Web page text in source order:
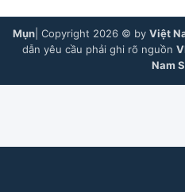
Mụn | Copyright 2026 © by Việt
dẫn yêu cầu phải ghi rõ nguồn
Nam